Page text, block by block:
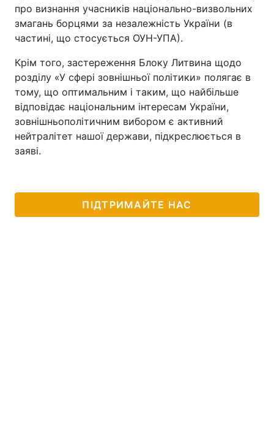
Тема оформлення
про визнання учасників національно-визвольних
змагань борцями за незалежність України (в
частині, що стосується ОУН-УПА).
Крім того, застереження Блоку Литвина щодо
розділу «У сфері зовнішньої політики» полягає в
тому, що оптимальним і таким, що найбільше
відповідає національним інтересам України,
зовнішньополітичним вибором є активний
нейтралітет нашої держави, підкреслюється в
заяві.
ПІДТРИМАЙТЕ НАС